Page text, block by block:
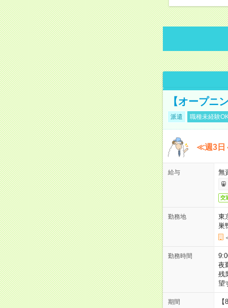
【オープニ
派遣 職種未経験
≪週3日
給与 無
交
勤務地
東
巣
勤務時間
夜
残
望
期間